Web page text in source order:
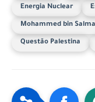
Energia Nuclear
Mohammed bin
Questão Palestina